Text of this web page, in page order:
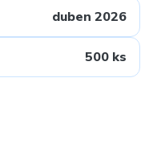
duben 2026
500 ks